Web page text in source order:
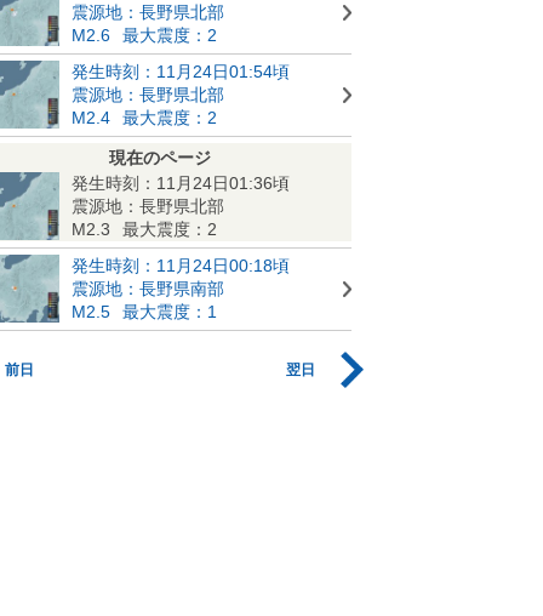
震源地：長野県北部
M2.6
最大震度：2
発生時刻：11月24日01:54頃
震源地：長野県北部
M2.4
最大震度：2
現在のページ
発生時刻：11月24日01:36頃
震源地：長野県北部
M2.3
最大震度：2
発生時刻：11月24日00:18頃
震源地：長野県南部
M2.5
最大震度：1
前日 翌日